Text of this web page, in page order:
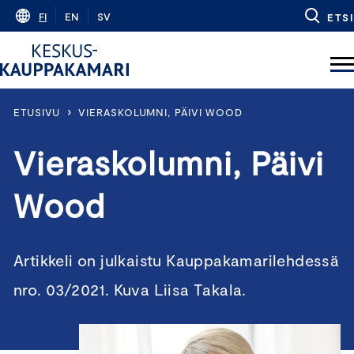
Skip
content
FI EN SV ETSI
ETUSIVU › VIERASKOLUMNI, PÄIVI WOOD
Vieraskolumni, Päivi
Wood
Artikkeli on julkaistu Kauppakamarilehdessä
nro. 03/2021. Kuva Liisa Takala.